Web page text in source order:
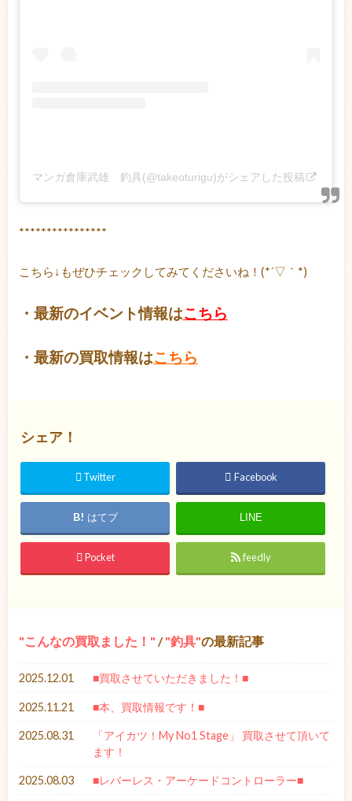
マンガ倉庫武雄 釣具(@takeoturigu)がシェアした投稿
****************
こちら↓もぜひチェックしてみてくださいね！(*´▽｀*)
・最新のイベント情報はこちら
・最新の買取情報はこちら
シェア！
Twitter Facebook
はてブ LINE
Pocket feedly
こんなの買取ました！ / 釣具 の最新記事
2025.12.01 ■買取させていただきました！■
2025.11.21 ■本、買取情報です！■
2025.08.31
「アイカツ！My No1 Stage」 買取させて頂いて
ます！
2025.08.03 ■レバーレス・アーケードコントローラー■